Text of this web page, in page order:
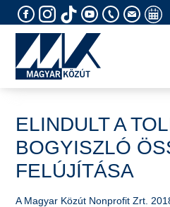
to
ELINDULT A
BOGYISZLÓ
FELÚJÍTÁSA
A Magyar Közút Nonprofit Zrt.